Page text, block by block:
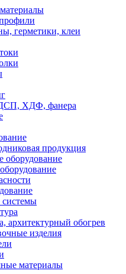
герметики, клеи
ХДФ, фанера
продукция
оборудование
системы
архитектурный обогрев
изделия
материалы